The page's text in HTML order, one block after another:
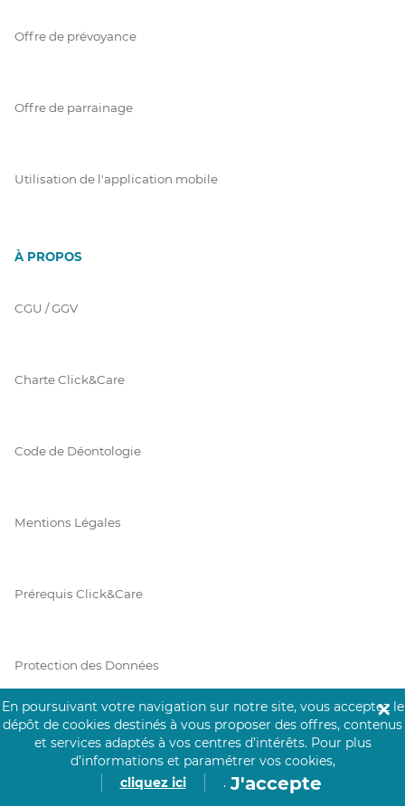
Offre de prévoyance
Offre de parrainage
Utilisation de l'application mobile
À PROPOS
CGU / GGV
Charte Click&Care
Code de Déontologie
Mentions Légales
Prérequis Click&Care
Protection des Données
Vie Privée
En poursuivant votre navigation sur notre site, vous acceptez le
dépôt de cookies destinés à vous proposer des offres, contenus
et services adaptés à vos centres d’intérêts. Pour plus
d’informations et paramétrer vos cookies,
cliquez ici
. J'accepte
✕